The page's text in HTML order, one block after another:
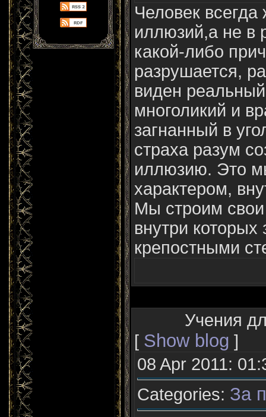
Человек
иллюзий,а не в
какой-либо
разрушается,
виден
многоликий и
загнанный в
страха разум
иллюзию. Это
характером,
Мы строим
внутри
крепостными
Учения
[ Show blog ]
08 Apr 2011:
Categories: За